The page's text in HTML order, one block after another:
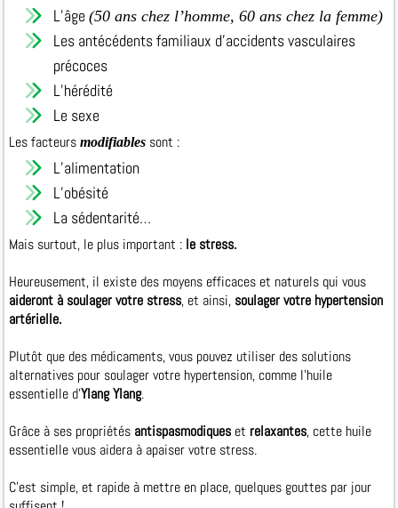
L’âge (50 ans chez l’homme, 60 ans chez la femme)
Les antécédents familiaux d’accidents vasculaires
précoces
L’hérédité
Le sexe
Les facteurs modifiables sont :
L’alimentation
L’obésité
La sédentarité…
Mais surtout, le plus important : le stress.
Heureusement, il existe des moyens efficaces et naturels qui vous
aideront à soulager votre stress, et ainsi, soulager votre hypertension
artérielle.
Plutôt que des médicaments, vous pouvez utiliser des solutions
alternatives pour soulager votre hypertension, comme l’huile
essentielle d’Ylang Ylang.
Grâce à ses propriétés antispasmodiques et relaxantes, cette huile
essentielle vous aidera à apaiser votre stress.
C'est simple, et rapide à mettre en place, quelques gouttes par jour